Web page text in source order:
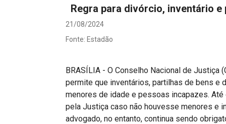
Alienação Parental
Regra para divórcio, inventário
21/08/2024
Fonte: Estadão
BRASÍLIA - O Conselho Nacional de Justiça
permite que inventários, partilhas de bens
menores de idade e pessoas incapazes.
pela Justiça caso não houvesse menores e
advogado, no entanto, continua sendo